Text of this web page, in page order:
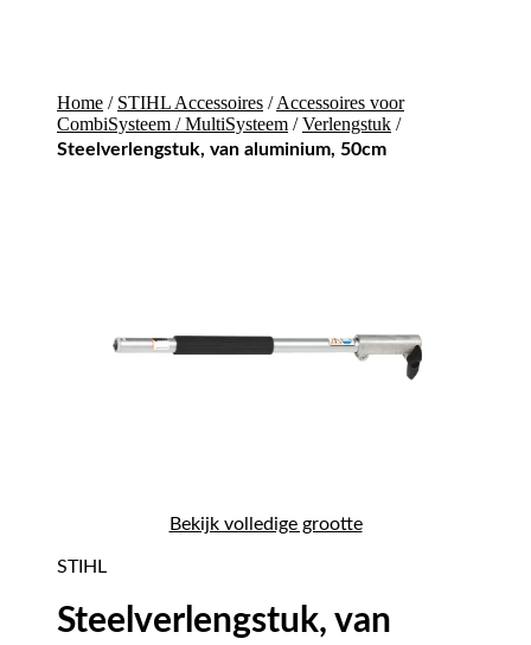
Home / STIHL Accessoires /Accessoires voor
CombiSysteem / MultiSysteem /Verlengstuk /
Steelverlengstuk, van aluminium, 50cm
Bekijk volledige grootte
STIHL
Steelverlengstuk, van